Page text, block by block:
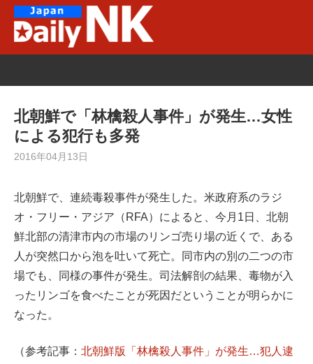
北朝鮮で「林檎殺人事件」が発生…女性
による犯行も多発
2016年04月13日
北朝鮮で、連続毒殺事件が発生した。米政府系のラジ
オ・フリー・アジア（RFA）によると、今月1日、北朝
鮮北部の清津市内の市場のリンゴ売り場の近くで、ある
人が突然口から泡を吐いて死亡。同市内の別の二つの市
場でも、同様の事件が発生。司法解剖の結果、毒物が入
ったリンゴを食べたことが死因だということが明らかに
なった。
（参考記事： 北朝鮮版「林檎殺人事件」が発生…犯人逮